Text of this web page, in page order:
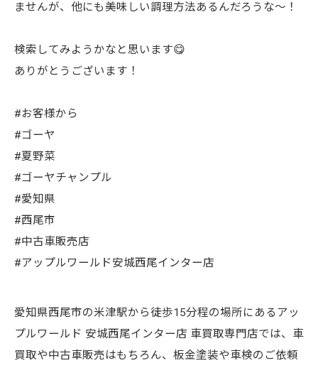
ませんが、他にも美味しい調理方法あるんだろうな〜！
検索してみようかなと思います😋
ありがとうございます！
#お客様から
#ゴーヤ
#夏野菜
#ゴーヤチャンプル
#愛知県
#西尾市
#中古車販売店
#アップルワールド安城西尾インター店
愛知県西尾市の米津駅から徒歩15分程の場所にあるアッ
プルワールド 安城西尾インター店 車買取専門店では、車
買取や中古車販売はもちろん、板金塗装や車検のご依頼